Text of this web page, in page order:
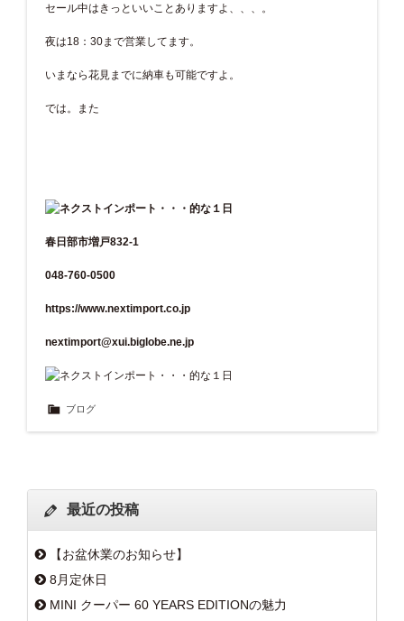
セール中はきっといいことありますよ、、、。
夜は18：30まで営業してます。
いまなら花見までに納車も可能ですよ。
では。また
春日部市増戸832-1
048-760-0500
https://www.nextimport.co.jp
nextimport@xui.biglobe.ne.jp
ブログ
最近の投稿
【お盆休業のお知らせ】
8月定休日
MINI クーパー 60 YEARS EDITIONの魅力